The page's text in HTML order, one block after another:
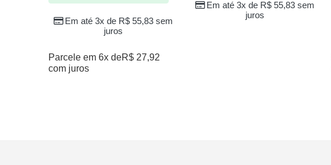
Em até 3x de R$ 55,83 sem
juros
Parcele em 6x deR$ 27,92
com juros
Em até 3x de R$ 55,83 sem
juros